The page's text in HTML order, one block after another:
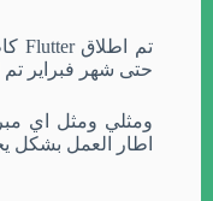
حتى شهر فبراير تم
ومثلي ومثل اي
اطار العمل بشكل